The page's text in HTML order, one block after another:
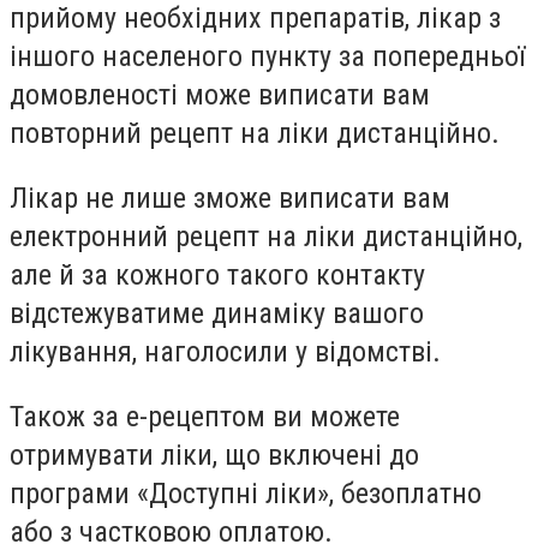
прийому необхідних препаратів, лікар з
іншого населеного пункту за попередньої
домовленості може виписати вам
повторний рецепт на ліки дистанційно.
Лікар не лише зможе виписати вам
електронний рецепт на ліки дистанційно,
але й за кожного такого контакту
відстежуватиме динаміку вашого
лікування, наголосили у відомстві.
Також за е-рецептом ви можете
отримувати ліки, що включені до
програми «Доступні ліки», безоплатно
або з частковою оплатою.